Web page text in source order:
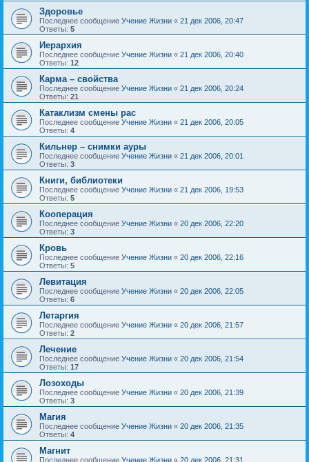
Здоровье
Последнее сообщение Учение Жизни « 21 дек 2006, 20:47
Ответы: 5
Иерархия
Последнее сообщение Учение Жизни « 21 дек 2006, 20:40
Ответы: 12
Карма – свойства
Последнее сообщение Учение Жизни « 21 дек 2006, 20:24
Ответы: 21
Катаклизм смены рас
Последнее сообщение Учение Жизни « 21 дек 2006, 20:05
Ответы: 4
Кильнер – снимки ауры
Последнее сообщение Учение Жизни « 21 дек 2006, 20:01
Ответы: 3
Книги, библиотеки
Последнее сообщение Учение Жизни « 21 дек 2006, 19:53
Ответы: 5
Кооперация
Последнее сообщение Учение Жизни « 20 дек 2006, 22:20
Ответы: 3
Кровь
Последнее сообщение Учение Жизни « 20 дек 2006, 22:16
Ответы: 5
Левитация
Последнее сообщение Учение Жизни « 20 дек 2006, 22:05
Ответы: 6
Летаргия
Последнее сообщение Учение Жизни « 20 дек 2006, 21:57
Ответы: 2
Лечение
Последнее сообщение Учение Жизни « 20 дек 2006, 21:54
Ответы: 17
Лозоходы
Последнее сообщение Учение Жизни « 20 дек 2006, 21:39
Ответы: 3
Магия
Последнее сообщение Учение Жизни « 20 дек 2006, 21:35
Ответы: 4
Магнит
Последнее сообщение Учение Жизни « 20 дек 2006, 21:31